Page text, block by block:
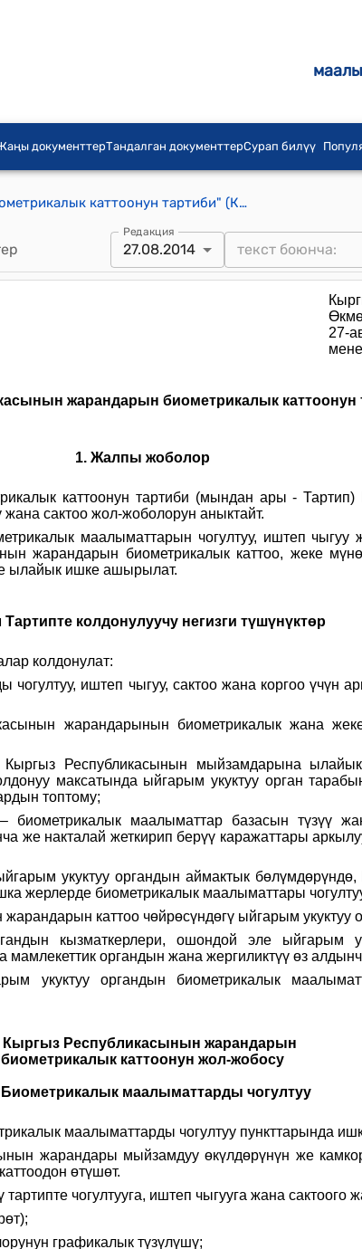
документтерТандалган документтерСурап билүү
"Кыргыз Республикасынын жарандарын биометрикалык каттоонун тартиби" (Кыргыз Республикасынын Өкмөтүнүн 2014-жылдын 27-августундагы № 492 токтому менен бекитилген)
Редакция
27.08.2014